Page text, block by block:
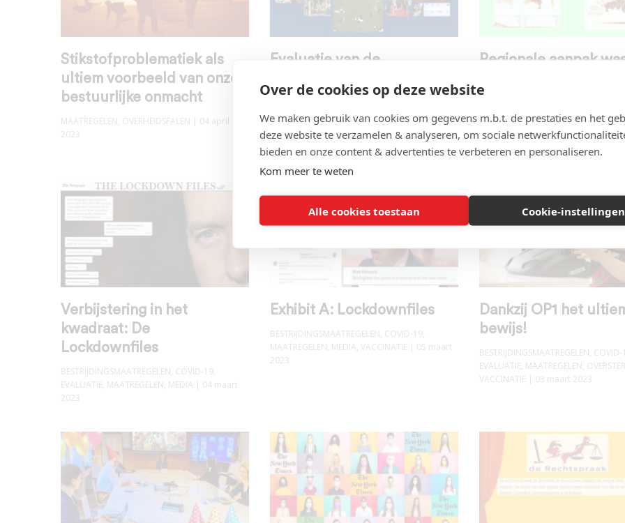
Over de cookies op deze website
We maken gebruik van cookies om gegevens m.b.t. de prestaties en het
deze website te verzamelen & analyseren, om sociale
bieden en onze content & advertenties te verbeteren en personaliseren.
Kom meer te weten
Alle cookies toestaan Cookie-instellingen
Stikstofproblematiek als
ultiem voorbeeld van onze
bestuurlijke onmacht
MAATREGELEN, OVERHEIDSFALEN | 04 april
2023
Evaluatie van de
inleiding
BESTRIJDINGSMAATREGELEN,COVID-19,DATA-
R0-IFR,EVALUATIE,MAATREGELEN, VACCINATIE,
VENTILATIE| 22 maart 2023
Regionale aanpak
MAATREGELEN,OVERHEIDSFALEN|
Verbijstering in het
kwadraat: De
Lockdownfiles
BESTRIJDINGSMAATREGELEN, COVID-19,
EVALUATIE, MAATREGELEN, MEDIA | 04 maart
2023
Exhibit A: Lockdownfiles
BESTRIJDINGSMAATREGELEN, COVID-19,
MAATREGELEN, MEDIA, VACCINATIE | 05 maart
2023
Dankzij OP1 het
bewijs!
BESTRIJDINGSMAATREGELEN, COVID-
EVALUATIE, MAATREGELEN,
VACCINATIE | 03 maart 2023